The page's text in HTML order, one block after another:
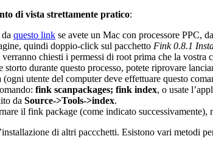
di vista strettamente pratico:
questo link se avete un Mac con processore PPC, da
quindi doppio-click sul pacchetto Fink 0.8.1
chiesti i permessi di root prima che la
storto durante questo processo, potete riprovare
(ogni utente del computer deve effettuare questo
fink scanpackages; fink index, o usate
da Source->Tools->index.
il fink package (come indicato
di altri paccchetti. Esistono vari metodi